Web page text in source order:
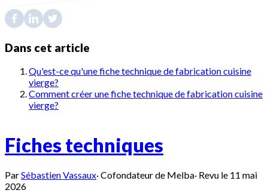
Dans cet article
Qu'est-ce qu'une fiche technique de fabrication cuisine
vierge?
Comment créer une fiche technique de fabrication cuisine
vierge?
Fiches techniques
ParSébastien Vassaux·Cofondateur de Melba· Revu le 11 mai
2026